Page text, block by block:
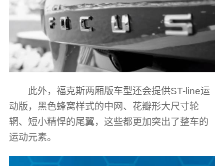
此外，福克斯两厢版车型还会提供ST-line运
动版，黑色蜂窝样式的中网、花瓣形大尺寸轮
辋、短小精悍的尾翼，这些都更加突出了整车的
运动元素。